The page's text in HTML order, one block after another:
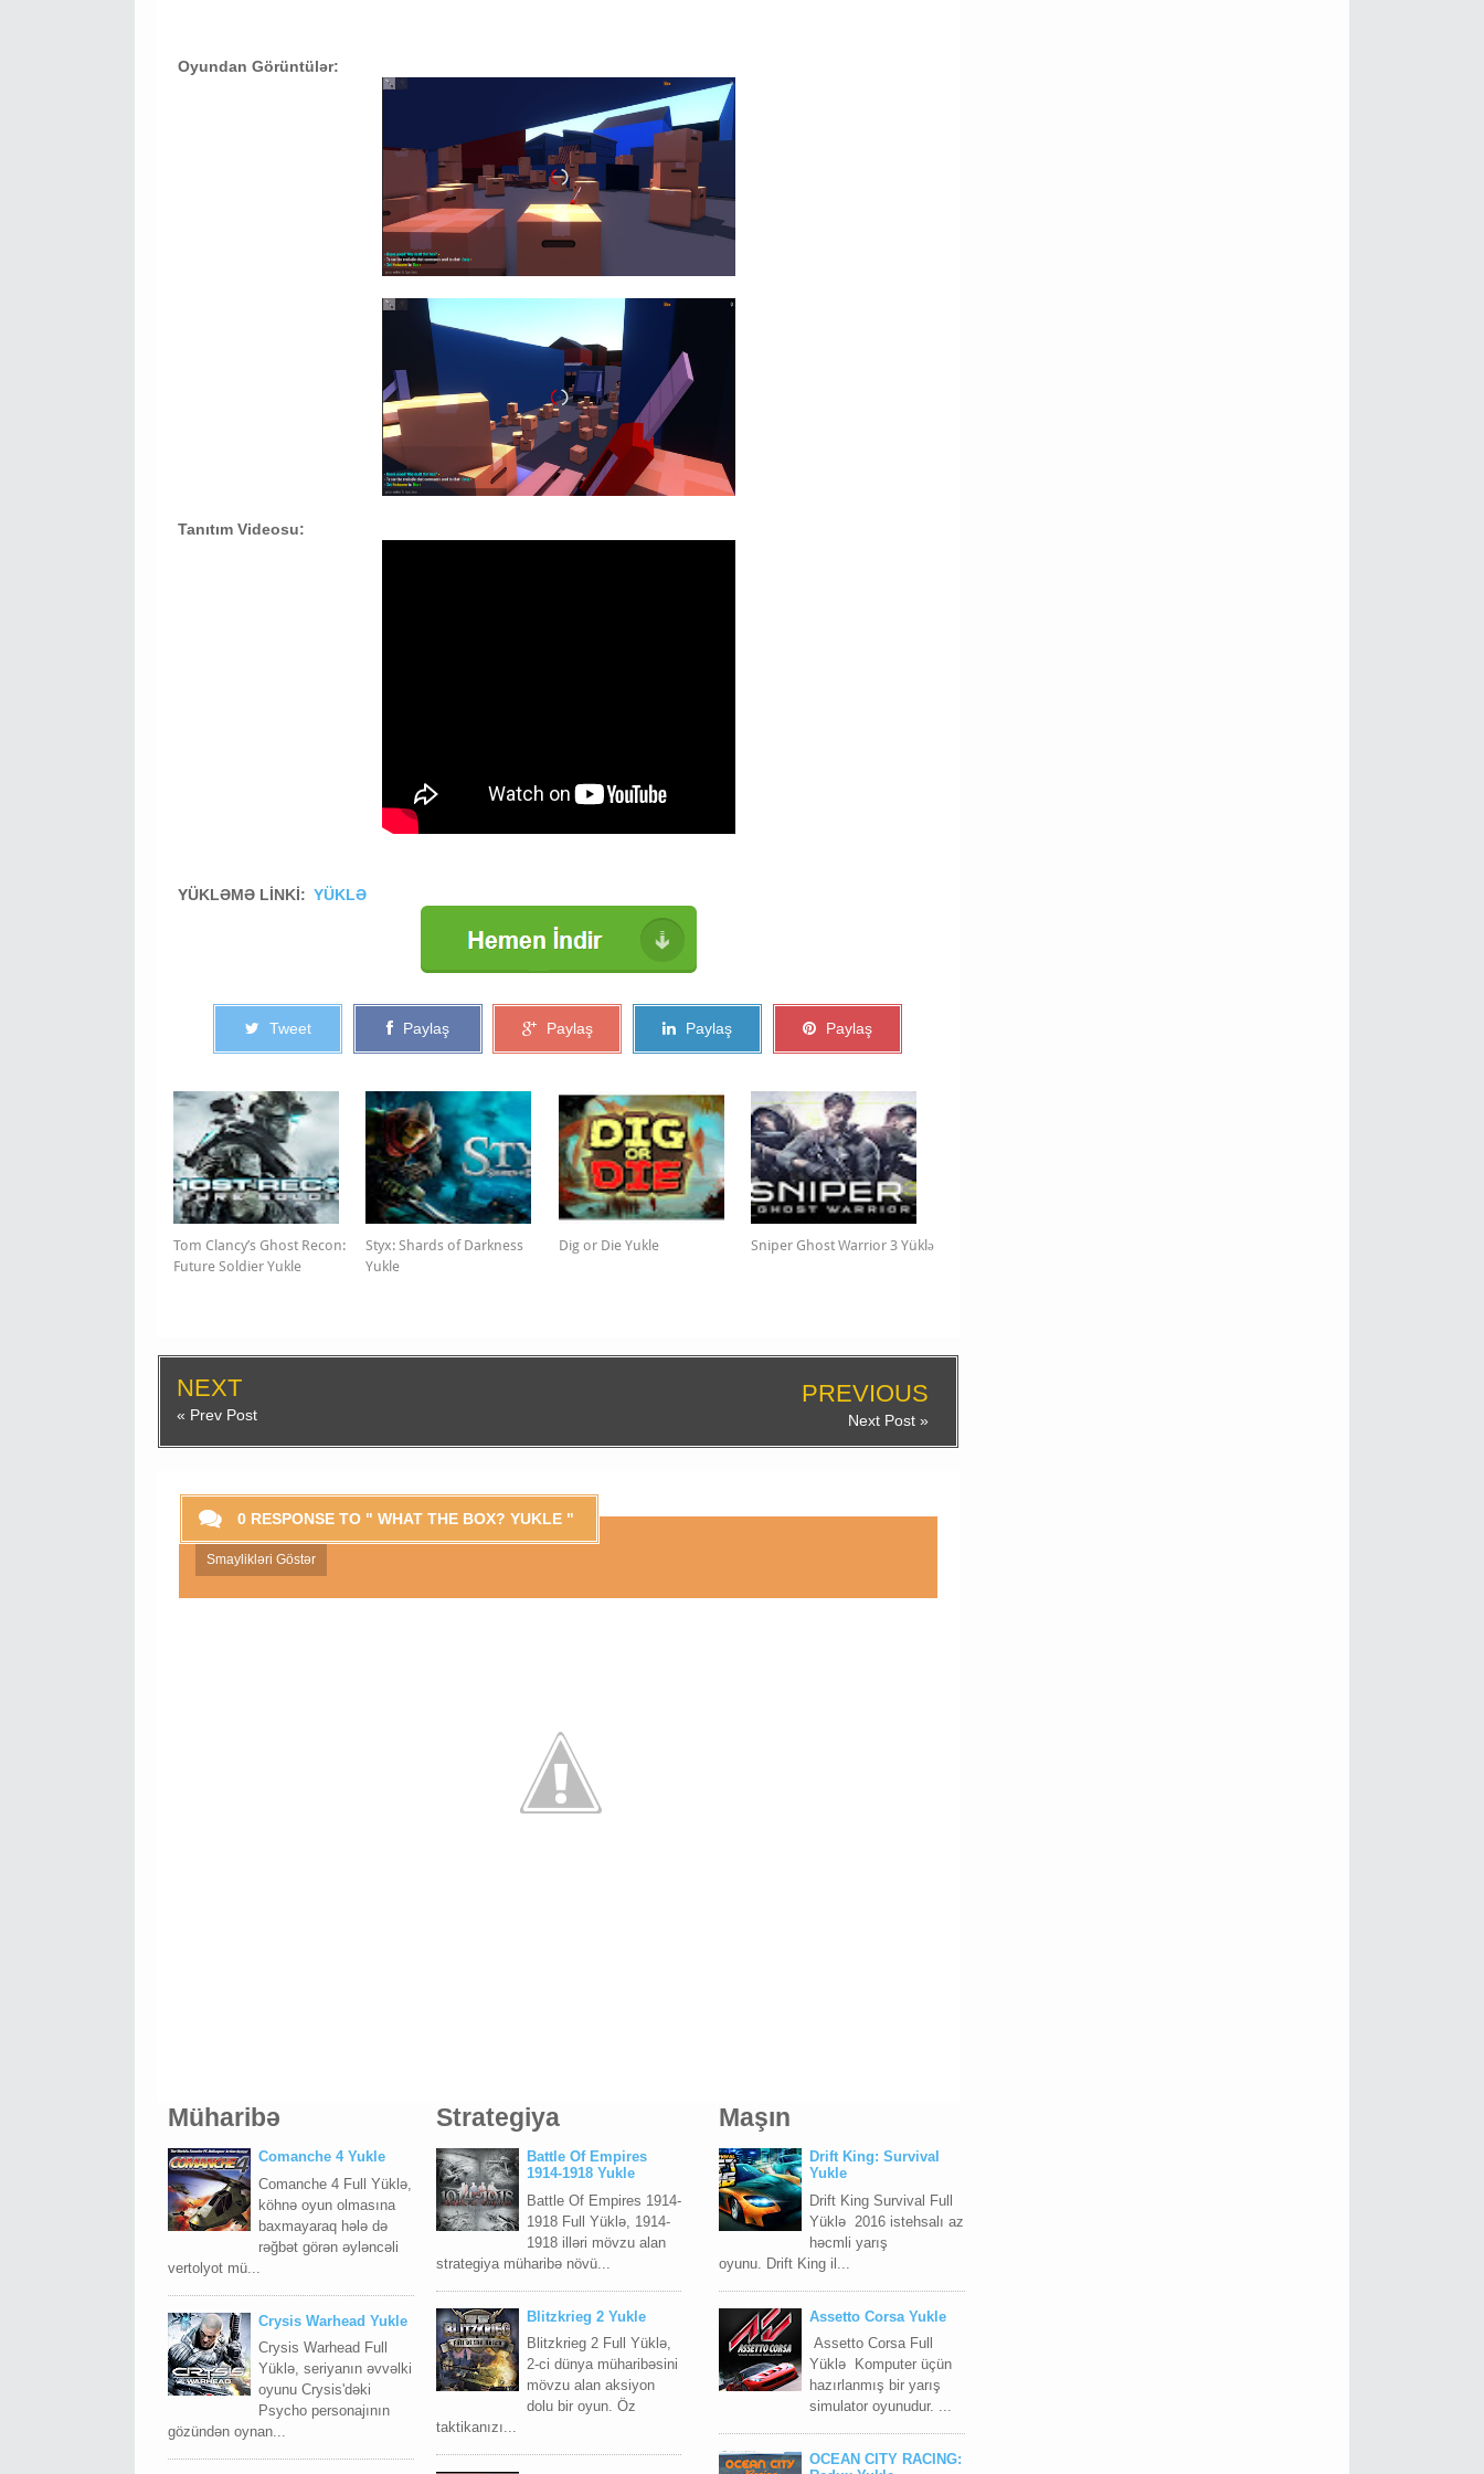
Oyundan Görüntülər:
Tanıtım Videosu:
YÜKLƏMƏ LİNKİ: YÜKLƏ
Tweet Paylaş Paylaş Paylaş Paylaş
Tom Clancy’s Ghost Recon:
Future Soldier Yukle
Styx: Shards of Darkness
Yukle
Dig or Die Yukle Sniper Ghost Warrior 3 Yüklə
NEXT
« Prev Post
PREVIOUS
Next Post »
0 RESPONSE TO " WHAT THE BOX? YUKLE "
Smaylikləri Göstər
Müharibə
Comanche 4 Yukle
Comanche 4 Full Yüklə,
köhnə oyun olmasına
baxmayaraq hələ də
rəğbət görən əyləncəli
vertolyot mü...
Crysis Warhead Yukle
Crysis Warhead Full
Yüklə, seriyanın əvvəlki
oyunu Crysis'dəki
Psycho personajının
gözündən oynan...
Maşın
Drift King: Survival
Yukle
Drift King Survival Full
Yüklə 2016 istehsalı az
həcmli yarış
oyunu. Drift King il...
Assetto Corsa Yukle
Assetto Corsa Full
Yüklə Komputer üçün
hazırlanmış bir yarış
simulator oyunudur. ...
OCEAN CITY RACING:
Strategiya
Battle Of Empires
1914-1918 Yukle
Battle Of Empires 1914-
1918 Full Yüklə, 1914-
1918 illəri mövzu alan
strategiya müharibə növü...
Blitzkrieg 2 Yukle
Blitzkrieg 2 Full Yüklə,
2-ci dünya müharibəsini
mövzu alan aksiyon
dolu bir oyun. Öz
taktikanızı...